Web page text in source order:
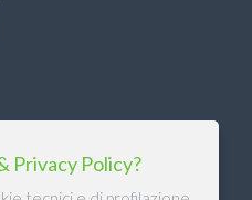
Privacy Policy?